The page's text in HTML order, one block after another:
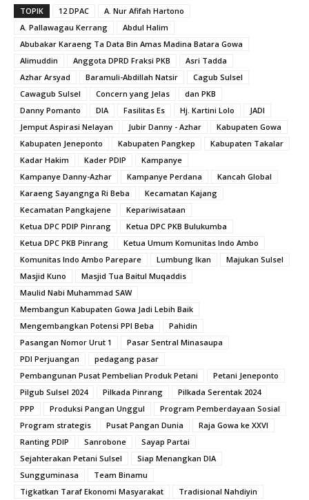
TOPIK 12 DPAC
A. Nur Afifah Hartono
A. Pallawagau Kerrang
Abdul Halim
Abubakar Karaeng Ta Data Bin Amas Madina Batara Gowa
Alimuddin
Anggota DPRD Fraksi PKB
Asri Tadda
Azhar Arsyad
Baramuli-Abdillah Natsir
Cagub Sulsel
Cawagub Sulsel
Concern yang Jelas
dan PKB
Danny Pomanto
DIA Fasilitas Es Hj. Kartini Lolo
JADI
Jemput Aspirasi Nelayan
Jubir Danny - Azhar
Kabupaten Gowa
Kabupaten Jeneponto
Kabupaten Pangkep
Kabupaten Takalar
Kadar Hakim
Kader PDIP
Kampanye
Kampanye Danny-Azhar
Kampanye Perdana
Kancah Global
Karaeng Sayangnga Ri Beba
Kecamatan Kajang
Kecamatan Pangkajene
Kepariwisataan
Ketua DPC PDIP Pinrang
Ketua DPC PKB Bulukumba
Ketua DPC PKB Pinrang
Ketua Umum Komunitas Indo Ambo
Komunitas Indo Ambo Parepare
Lumbung Ikan
Majukan Sulsel
Masjid Kuno
Masjid Tua Baitul Muqaddis
Maulid Nabi Muhammad SAW
Membangun Kabupaten Gowa Jadi Lebih Baik
Mengembangkan Potensi PPI Beba
Pahidin
Pasangan Nomor Urut 1
Pasar Sentral Minasaupa
PDI Perjuangan
pedagang pasar
Pembangunan Pusat Pembelian Produk Petani
Petani Jeneponto
Pilgub Sulsel 2024
Pilkada Pinrang
Pilkada Serentak 2024
PPP
Produksi Pangan Unggul
Program Pemberdayaan Sosial
Program strategis
Pusat Pangan Dunia
Raja Gowa ke XXVl
Ranting PDIP
Sanrobone
Sayap Partai
Sejahterakan Petani Sulsel
Siap Menangkan DIA
Sungguminasa
Team Binamu
Tigkatkan Taraf Ekonomi Masyarakat
Tradisional Nahdiyin